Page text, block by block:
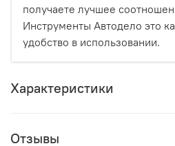
получаете лучшее
Инструменты Автодело это
удобство в использовании.
Характеристики
Отзывы